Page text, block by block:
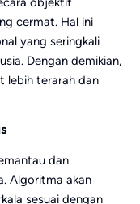
cermat. Hal ini
yang seringkali
Dengan demikian,
lebih terarah dan
dan
Algoritma akan
sesuai dengan